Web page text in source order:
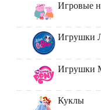
Игровые
Игрушки
Игрушки
Куклы